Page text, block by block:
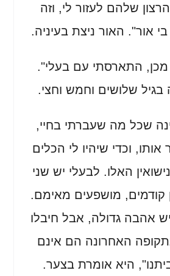
שלהם לעזור לי, וזה
אור". האור ניצת בעיניה.
התארסתי עם בעלי".
שלושים וחמש וחצי.
שכל מה שעברתי בחיי,
וכדי שיהיו לי הכלים
האלו. לבעלי יש שני
קודמים, מושפעים מאימם.
יש אהבה גדולה, אבל חיבלו
האחרונה הם אינם
היא אומרת בצער.